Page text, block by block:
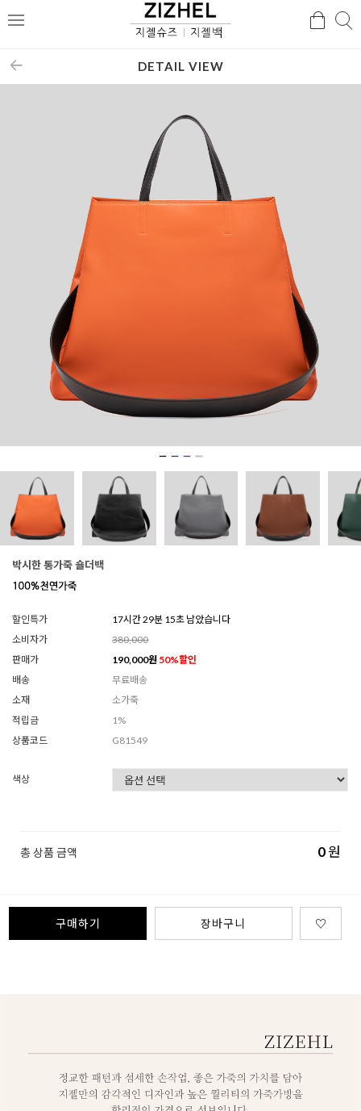
메
검
DETAIL VIEW
박시한 통가죽 숄더백
할인특가
17시간 29분 13초 남았습니다
소비자가
380,000
판매가
190,000원 50%할인
배송
무료배송
소재
소가죽
적립금
1%
상품코드
G81549
색상
총 상품 금액 0원
구매하기 장바구니 ♡